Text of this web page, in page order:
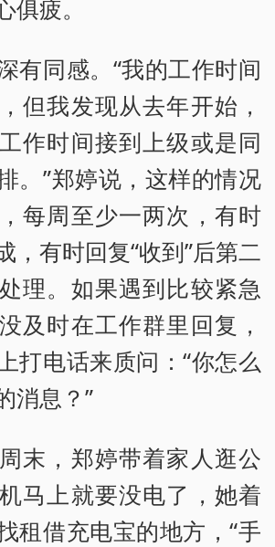
疲。
同感。“我的工作时间
但我发现从去年开始，
作时间接到上级或是同
。”郑婷说，这样的情况
每周至少一两次，有时
，有时回复“收到”后第二
理。如果遇到比较紧急
及时在工作群里回复，
打电话来质问：“你怎么
消息？”
，郑婷带着家人逛公
马上就要没电了，她着
租借充电宝的地方，“手